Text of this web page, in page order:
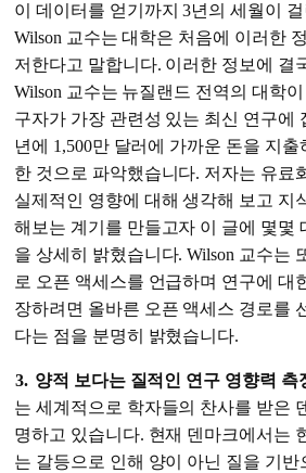
이 데이터를 얻기까지 3년의 세월이
Wilson 교수는 대학은 처음에 이러한
저한다고 말합니다. 이러한 정보에 결
Wilson 교수는 뉴질랜드 전역의 대학
구자가 가장 관련성 있는 최신 연구에
년에 1,500만 달러에 가까운 돈을 지
한 것으로 파악했습니다. 저자는 유료
실제적인 영향에 대해 생각해 보고 지
해보는 계기를 만들고자 이 글에 몇몇
을 상세히 밝혔습니다. Wilson 교수는
로 오픈 액세스를 언급하며 연구에 대
장하려면 올바른 오픈 액세스 경로를
다는 점을 분명히 밝혔습니다.
3. 양적 보다는 질적인 연구 영향력 측
는 세계적으로 학자들의 찬사를 받은
명하고 있습니다. 현재 덴마크에서는
는 갈등으로 인해 양이 아닌 질을 기반